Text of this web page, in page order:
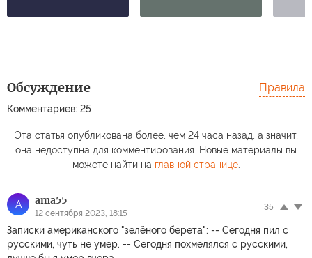
Обсуждение
Комментариев: 25
Правила
Эта статья опубликована более, чем 24 часа назад, а значит,
она недоступна для комментирования. Новые материалы вы
можете найти на главной странице.
A ama55
12 сентября 2023, 18:15
35
Записки американского "зелёного берета": -- Сегодня пил с
русскими, чуть не умер. -- Сегодня похмелялся с русскими,